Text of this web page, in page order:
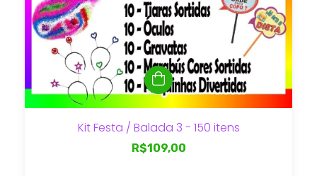
Kit Festa / Balada 3 - 150 itens
R$109,00